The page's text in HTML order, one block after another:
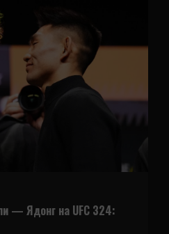
— Ядонг на UFC 324: